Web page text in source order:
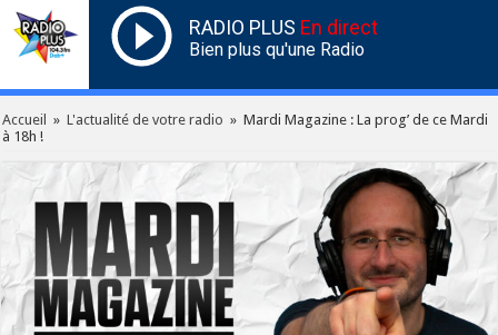
RADIO PLUS En direct
Bien plus qu'une Radio
Accueil » L'actualité de votre radio » Mardi Magazine : La prog’ de ce Mardi
à 18h !